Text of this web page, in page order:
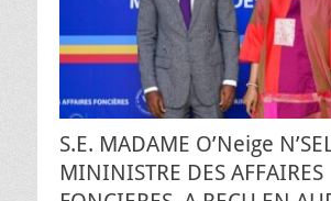
S.E. MADAME O’Neige
MININISTRE DES AFFAIRES